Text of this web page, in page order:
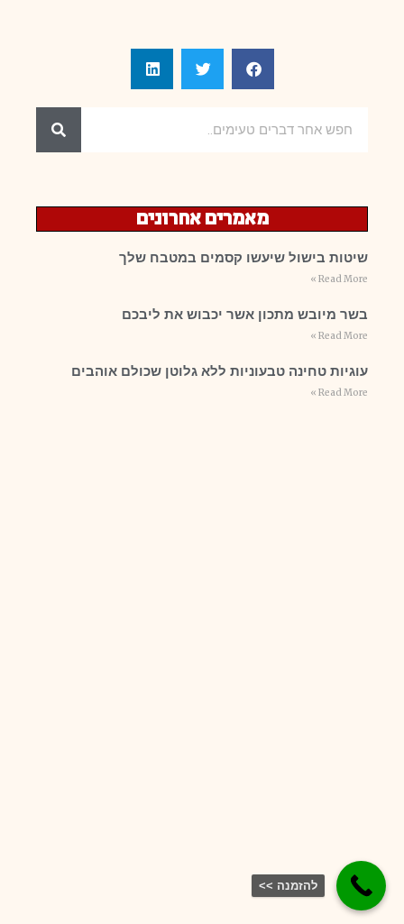
מאמרים אחרונים
שיטות בישול שיעשו קסמים במטבח שלך
Read More »
בשר מיובש מתכון אשר יכבוש את ליבכם
Read More »
עוגיות טחינה טבעוניות ללא גלוטן שכולם אוהבים
Read More »
להזמנה >>